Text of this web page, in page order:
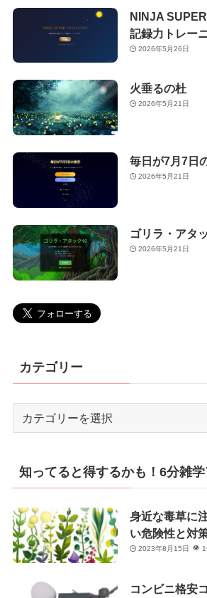
NINJA
記録力トレー
2026年5月26日
火垂るの杜
2026年5月21日
毎日が7月7日
2026年5月21日
ゴリラ・アタ
2026年5月21日
カテゴリー
リ
ー
知ってると得するかも！6分雑
身近な毒草に
い危険性と対
2023年8月15日
コンビニ格安